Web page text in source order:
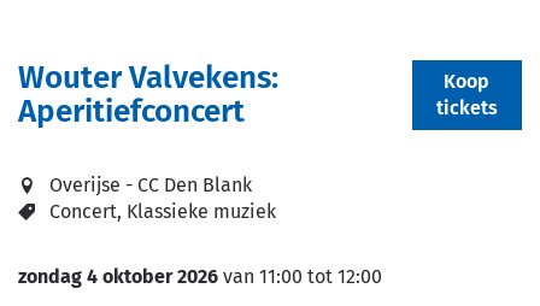
Wouter Valvekens:
Aperitiefconcert
Koop
tickets
Overijse - CC Den Blank
Concert Klassieke muziek
zondag 4 oktober 2026 van 11:00 tot 12:00